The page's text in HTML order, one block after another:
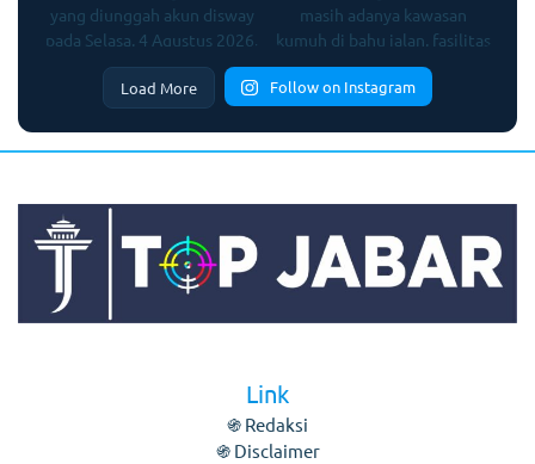
Load More Follow on Instagram
Link
֍ Redaksi
֍ Disclaimer